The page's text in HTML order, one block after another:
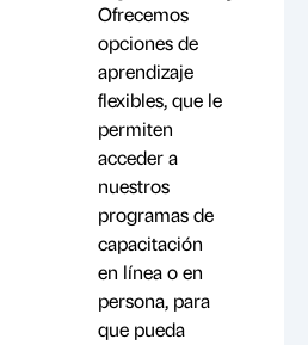
Ofrecemos
opciones de
aprendizaje
flexibles, que le
permiten
acceder a
nuestros
programas de
capacitación
en línea o en
persona, para
que pueda